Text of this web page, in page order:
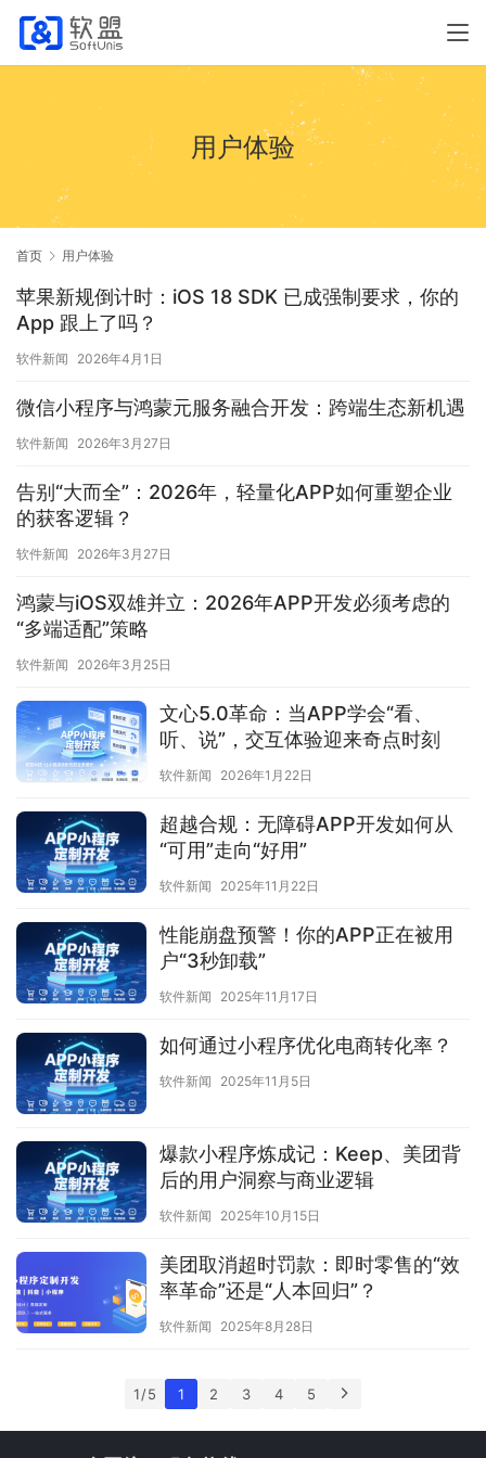
用户体验
首页 用户体验
苹果新规倒计时：iOS 18 SDK 已成强制要求，你的
App 跟上了吗？
软件新闻 2026年4月1日
微信小程序与鸿蒙元服务融合开发：跨端生态新机遇
软件新闻 2026年3月27日
告别“大而全”：2026年，轻量化APP如何重塑企业
的获客逻辑？
软件新闻 2026年3月27日
鸿蒙与iOS双雄并立：2026年APP开发必须考虑的
“多端适配”策略
软件新闻 2026年3月25日
文心5.0革命：当APP学会“看、
听、说”，交互体验迎来奇点时刻
软件新闻 2026年1月22日
超越合规：无障碍APP开发如何从
“可用”走向“好用”
软件新闻 2025年11月22日
性能崩盘预警！你的APP正在被用
户“3秒卸载”
软件新闻 2025年11月17日
如何通过小程序优化电商转化率？
软件新闻 2025年11月5日
爆款小程序炼成记：Keep、美团背
后的用户洞察与商业逻辑
软件新闻 2025年10月15日
美团取消超时罚款：即时零售的“效
率革命”还是“人本回归”？
软件新闻 2025年8月28日
1 / 5 1 2 3 4 5